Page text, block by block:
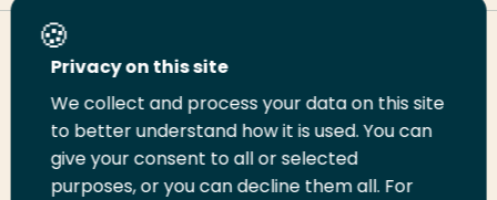
Deel deze pagina
DeelDeel
op
Deel
op
Email
deze
Print
deze
Privacy on this site
We collect and process your data on this site
to better understand how it is used. You can
give your consent to all or selected
purposes, or you can decline them all. For